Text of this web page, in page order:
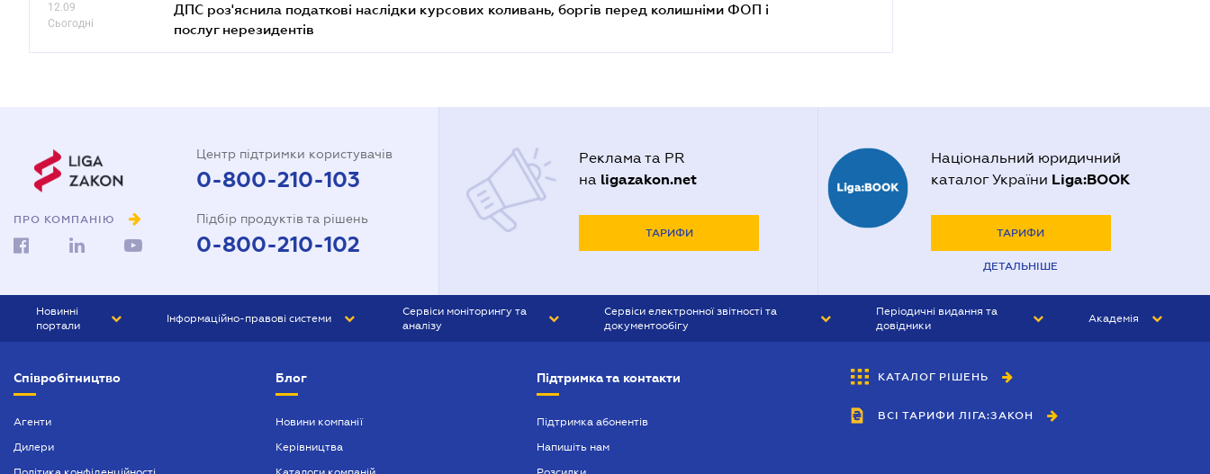
12.09
Сьогодні
ДПС роз'яснила податкові наслідки курсових коливань, боргів перед колишніми ФОП і
послуг нерезидентів
ПРО КОМПАНІЮ
Центр підтримки користувачів
0-800-210-103
Підбір продуктів та рішень
0-800-210-102
Реклама та PR
на ligazakon.net
ТАРИФИ
Національний юридичний
каталог України Liga:BOOK
ТАРИФИ
ДЕТАЛЬНІШЕ
Новинні
портали
БІЗНЕС
Інформаційно-правові системи
БУХГАЛТЕР ПРОФ
Сервіси моніторингу та
аналізу
Сервіси електронної звітності та
документообігу
Періодичні видання та
довідники
БУХГАЛТЕР&ЗАКОН
ВІСНИК МСФЗ
Академія
Співробітництво
Агенти
Дилери
Блог
Новини компанії
Керівництва
Підтримка та контакти
Підтримка абонентів
Напишіть нам
КАТАЛОГ РІШЕНЬ
ВСІ ТАРИФИ ЛІГА:ЗАКОН